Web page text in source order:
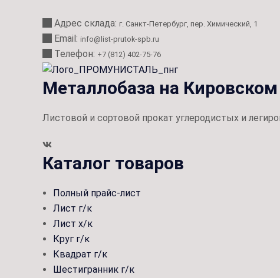
Адрес склада: г. Санкт-Петербург, пер. Химический, 1
Email: info@list-prutok-spb.ru
Телефон: +7 (812) 402-75-76
Металлобаза на Кировском
Листовой и сортовой прокат углеродистых и
Каталог товаров
Полный прайс-лист
Лист г/к
Лист х/к
Круг г/к
Квадрат г/к
Шестигранник г/к